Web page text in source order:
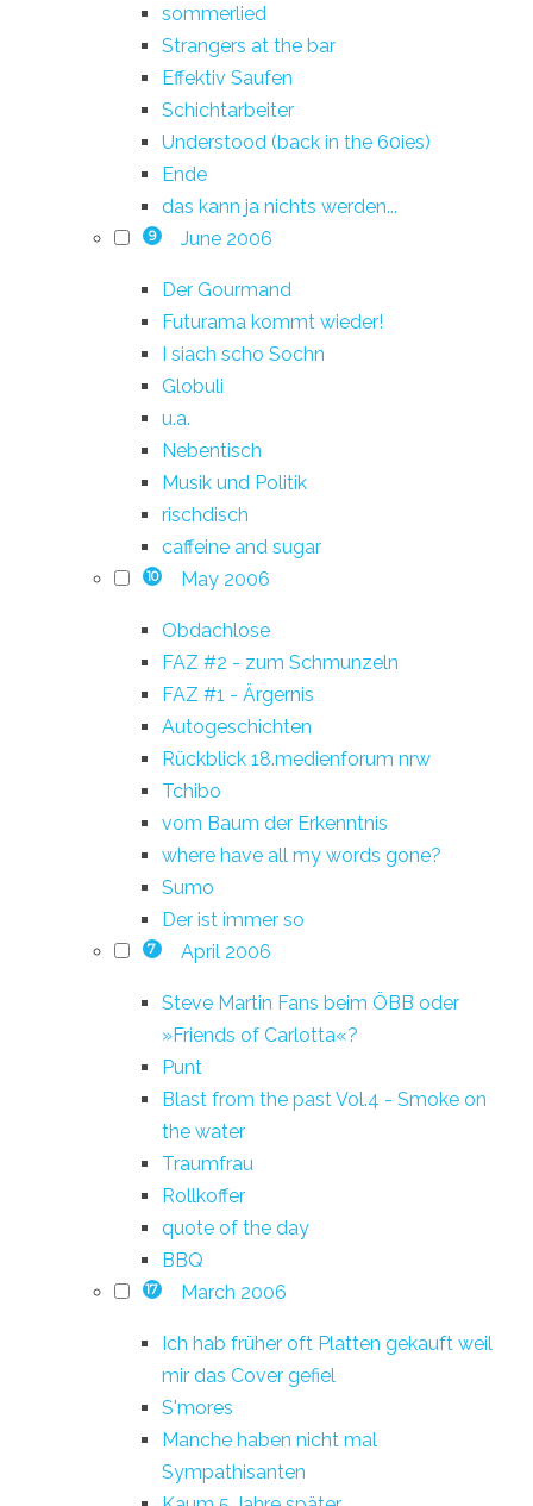
sommerlied
Strangers at the bar
Effektiv Saufen
Schichtarbeiter
Understood (back in the 60ies)
Ende
das kann ja nichts werden...
9 June 2006
Der Gourmand
Futurama kommt wieder!
I siach scho Sochn
Globuli
u.a.
Nebentisch
Musik und Politik
rischdisch
caffeine and sugar
10 May 2006
Obdachlose
FAZ #2 - zum Schmunzeln
FAZ #1 - Ärgernis
Autogeschichten
Rückblick 18.medienforum nrw
Tchibo
vom Baum der Erkenntnis
where have all my words gone?
Sumo
Der ist immer so
7 April 2006
Steve Martin Fans beim ÖBB oder
»Friends of Carlotta«?
Punt
Blast from the past Vol.4 - Smoke on
the water
Traumfrau
Rollkoffer
quote of the day
BBQ
17 March 2006
Ich hab früher oft Platten gekauft weil
mir das Cover gefiel
S'mores
Manche haben nicht mal
Sympathisanten